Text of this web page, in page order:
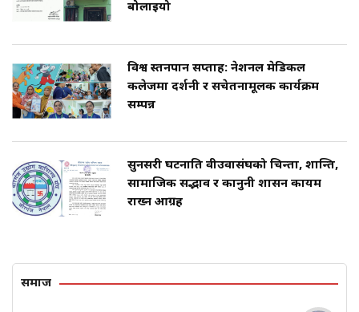
बोलाइयो
विश्व स्तनपान सप्ताह: नेशनल मेडिकल
कलेजमा प्रदर्शनी र सचेतनामूलक कार्यक्रम
सम्पन्न
सुनसरी घटनाप्रति वीउवासंघको चिन्ता, शान्ति,
सामाजिक सद्भाव र कानुनी शासन कायम
राख्न आग्रह
समाज